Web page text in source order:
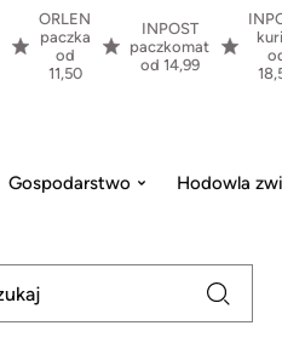
ORLEN
paczka
od
11,50
INPOST
paczkomat
od 14,99
Gospodarstwo Hodowla